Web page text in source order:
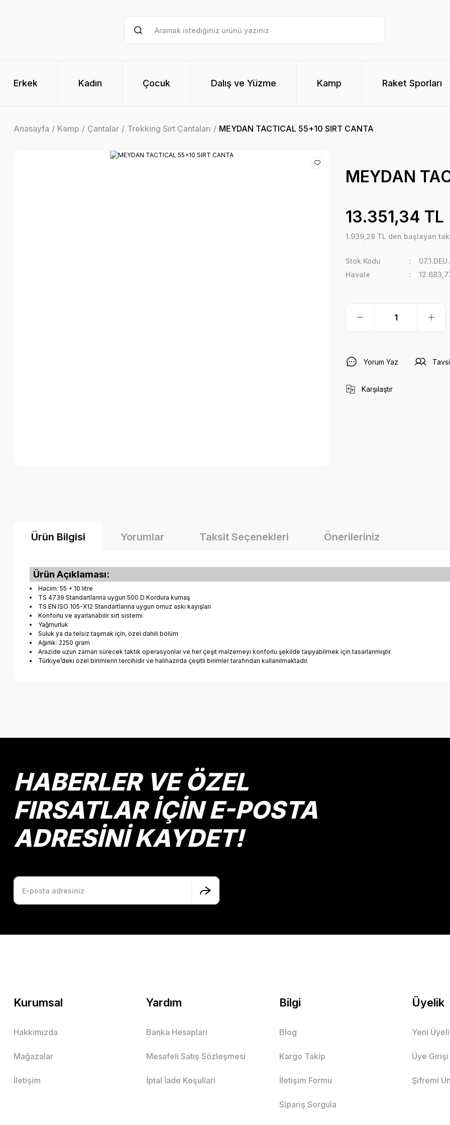
Erkek Kadın Çocuk Dalış ve Yüzme Kamp Raket Sporları
Anasayfa Kamp Çantalar Trekking Sırt Çantaları MEYDAN TACTICAL 55+10 SIRT CANTA
MEYDAN
13.351,34 TL
1.939,28 TL den başlayan
Stok Kodu
Havale
Yorum Yaz
Karşılaştır
Ürün Bilgisi Yorumlar Taksit Seçenekleri Önerileriniz
Ürün Açıklaması:
Hacim: 55 + 10 litre
TS 4739 Standartlarına uygun 500 D Kordura kumaş
TS EN ISO 105-X12 Standartlarına uygun omuz askı kayışları
Konforlu ve ayarlanabilir sırt sistemi
Yağmurluk
Suluk ya da telsiz taşımak için, özel dahili bölüm
Ağırlık: 2250 gram
Arazide uzun zaman sürecek taktik operasyonlar ve her çeşit malzemeyi konforlu şekilde taşıyabilmek için tasarlanmıştır.
Türkiye’deki özel birimlerin tercihidir ve halihazırda çeşitli birimler tarafından kullanılmaktadır.
Ürün resmi kalitesiz, bozuk veya görüntülenemiyor.
Ürün fiyatı diğer sitelerden daha pahalı.
HABERLER VE ÖZEL
FIRSATLAR İÇİN E-POSTA
ADRESİNİ KAYDET!
Kurumsal
Hakkımızda
Mağazalar
İletişim
Yardım
Banka Hesapları
Mesafeli Satış Sözleşmesi
İptal İade Koşullari
Bilgi
Blog
Kargo Takip
İletişim Formu
Sipariş Sorgula
Üyelik
Yeni
Üye Girişi
Şifremi